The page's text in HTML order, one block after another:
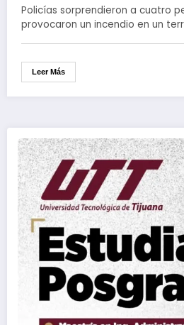
Policías sorprendieron a cuatro
provocaron un incendio en un
Leer Más